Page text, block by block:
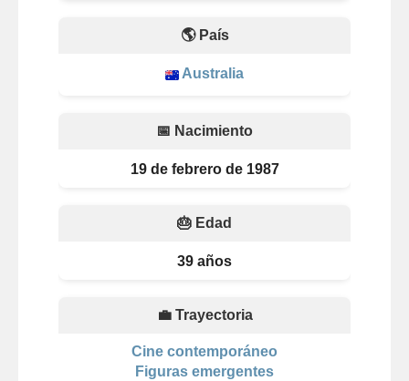
🌎 País
Australia
📅 Nacimiento
19 de febrero de 1987
🎂 Edad
39 años
💼 Trayectoria
Cine contemporáneo
Figuras emergentes